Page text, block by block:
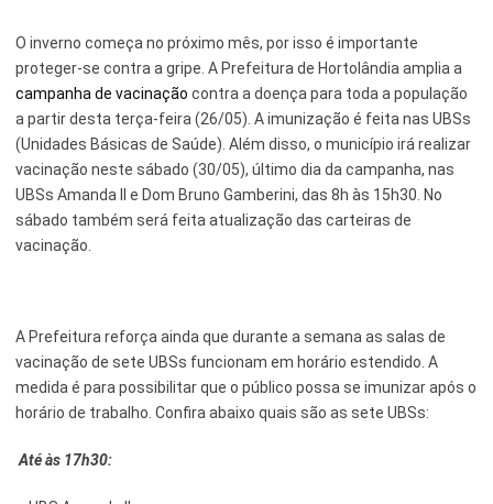
Mobilidade Urbana
Obras
Planejamento Urbano e Gestão Estratégica
Saúde
Segurança Pública
Tecnologia e Inovação
O inverno começa no próximo mês, por isso é importante
proteger-se contra a gripe. A Prefeitura de Hortolândia amplia a
campanha de vacinação contra a doença para toda a população
a partir desta terça-feira (26/05). A imunização é feita nas UBSs
(Unidades Básicas de Saúde). Além disso, o município irá realizar
vacinação neste sábado (30/05), último dia da campanha, nas
UBSs Amanda II e Dom Bruno Gamberini, das 8h às 15h30. No
sábado também será feita atualização das carteiras de
vacinação.
A Prefeitura reforça ainda que durante a semana as salas de
vacinação de sete UBSs funcionam em horário estendido. A
medida é para possibilitar que o público possa se imunizar após o
horário de trabalho. Confira abaixo quais são as sete UBSs:
Até às 17h30: